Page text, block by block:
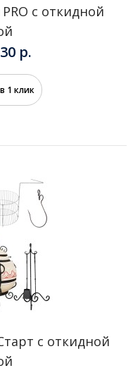
с откидной
р.
1 клик